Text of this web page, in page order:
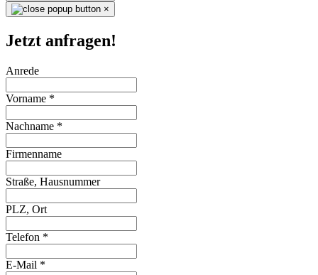
×
Jetzt anfragen!
Anrede
Vorname *
Nachname *
Firmenname
Straße, Hausnummer
PLZ, Ort
Telefon *
E-Mail *